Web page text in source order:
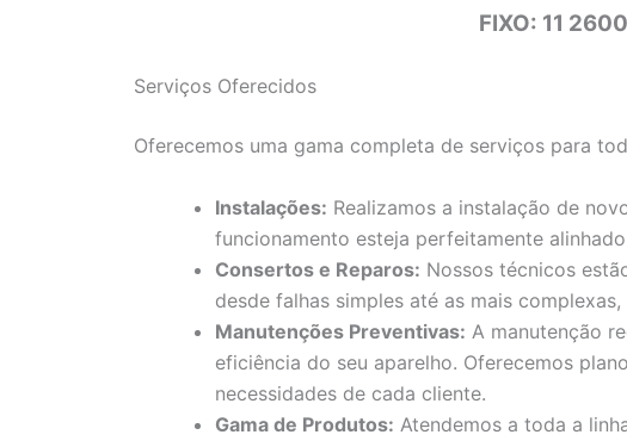
FIXO: 11
Serviços Oferecidos
Oferecemos uma gama completa de serviços para
Instalações: Realizamos a instalação de
funcionamento esteja perfeitamente
Consertos e Reparos: Nossos técnicos
desde falhas simples até as mais
Manutenções Preventivas: A manutenção
eficiência do seu aparelho. Oferecemos
necessidades de cada cliente.
Gama de Produtos: Atendemos a toda a